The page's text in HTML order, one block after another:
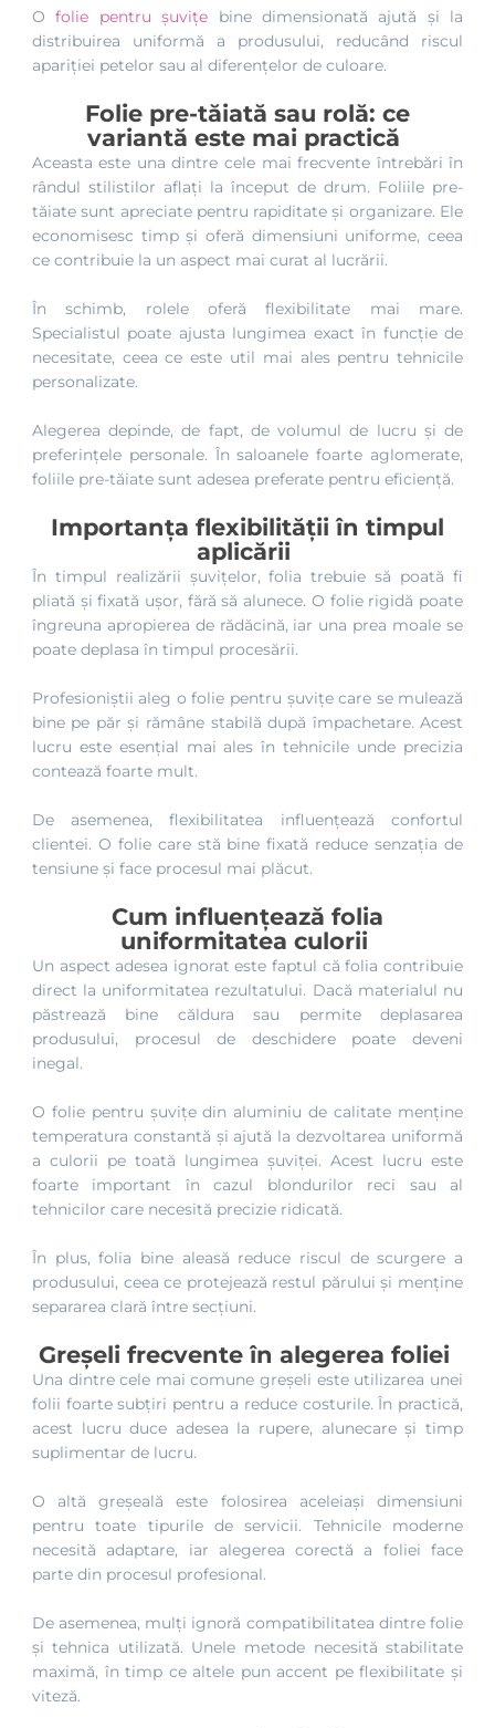
Ofolie pentru șuvițe bine dimensionată ajută și la
distribuirea uniformă a produsului, reducând riscul
apariției petelor sau al diferențelor de culoare.
Folie pre-tăiată sau rolă: ce
variantă este mai practică
Aceasta este una dintre cele mai frecvente întrebări în
rândul stilistilor aflați la început de drum. Foliile pre-
tăiate sunt apreciate pentru rapiditate și organizare. Ele
economisesc timp și oferă dimensiuni uniforme, ceea
ce contribuie la un aspect mai curat al lucrării.
În schimb, rolele oferă flexibilitate mai mare.
Specialistul poate ajusta lungimea exact în funcție de
necesitate, ceea ce este util mai ales pentru tehnicile
personalizate.
Alegerea depinde, de fapt, de volumul de lucru și de
preferințele personale. În saloanele foarte aglomerate,
foliile pre-tăiate sunt adesea preferate pentru eficiență.
Importanța flexibilității în timpul
aplicării
În timpul realizării șuvițelor, folia trebuie să poată fi
pliată și fixată ușor, fără să alunece. O folie rigidă poate
îngreuna apropierea de rădăcină, iar una prea moale se
poate deplasa în timpul procesării.
Profesioniștii aleg o folie pentru șuvițe care se mulează
bine pe păr și rămâne stabilă după împachetare. Acest
lucru este esențial mai ales în tehnicile unde precizia
contează foarte mult.
De asemenea, flexibilitatea influențează confortul
clientei. O folie care stă bine fixată reduce senzația de
tensiune și face procesul mai plăcut.
Cum influențează folia
uniformitatea culorii
Un aspect adesea ignorat este faptul că folia contribuie
direct la uniformitatea rezultatului. Dacă materialul nu
păstrează bine căldura sau permite deplasarea
produsului, procesul de deschidere poate deveni
inegal.
O folie pentru șuvițe din aluminiu de calitate menține
temperatura constantă și ajută la dezvoltarea uniformă
a culorii pe toată lungimea șuviței. Acest lucru este
foarte important în cazul blondurilor reci sau al
tehnicilor care necesită precizie ridicată.
În plus, folia bine aleasă reduce riscul de scurgere a
produsului, ceea ce protejează restul părului și menține
separarea clară între secțiuni.
Greșeli frecvente în alegerea foliei
Una dintre cele mai comune greșeli este utilizarea unei
folii foarte subțiri pentru a reduce costurile. În practică,
acest lucru duce adesea la rupere, alunecare și timp
suplimentar de lucru.
O altă greșeală este folosirea aceleiași dimensiuni
pentru toate tipurile de servicii. Tehnicile moderne
necesită adaptare, iar alegerea corectă a foliei face
parte din procesul profesional.
De asemenea, mulți ignoră compatibilitatea dintre folie
și tehnica utilizată. Unele metode necesită stabilitate
maximă, în timp ce altele pun accent pe flexibilitate și
viteză.